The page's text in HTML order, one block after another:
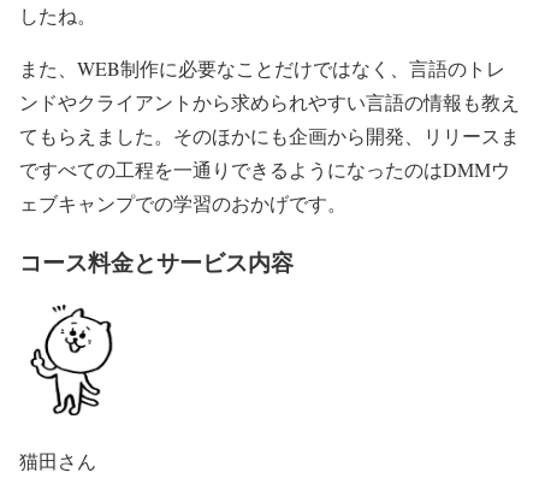
したね。
また、WEB制作に必要なことだけではなく、言語のトレ
ンドやクライアントから求められやすい言語の情報も教え
てもらえました。そのほかにも企画から開発、リリースま
ですべての工程を一通りできるようになったのはDMMウ
ェブキャンプでの学習のおかげです。
コース料金とサービス内容
猫田さん